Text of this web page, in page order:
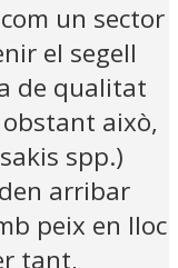
un sector
el segell
de qualitat
això,
spp.)
arribar
peix en lloc
tant,